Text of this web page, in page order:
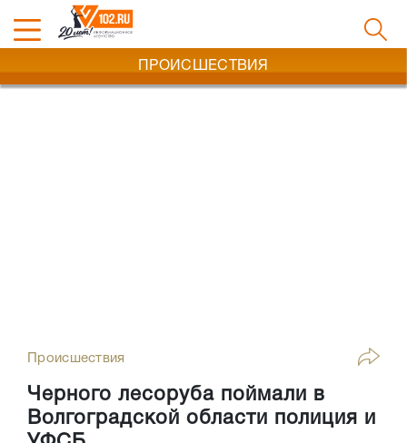
ПРОИСШЕСТВИЯ
Происшествия
Черного лесоруба поймали в
Волгоградской области полиция и